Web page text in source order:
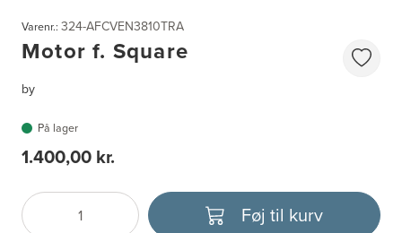
Varenr.: 324-AFCVEN3810TRA
Motor f. Square
by
På lager
1.400,00 kr.
Antal
Vælg enhed Føj til kurv